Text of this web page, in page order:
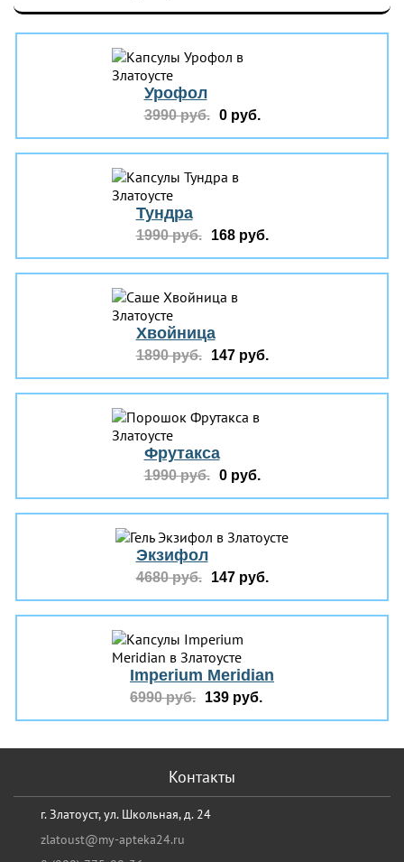
Урофол
3990 руб. 0 руб.
Тундра
1990 руб. 168 руб.
Хвойница
1890 руб. 147 руб.
Фрутакса
1990 руб. 0 руб.
Экзифол
4680 руб. 147 руб.
Imperium Meridian
6990 руб. 139 руб.
Контакты
г. Златоуст, ул. Школьная, д. 24
zlatoust@my-apteka24.ru